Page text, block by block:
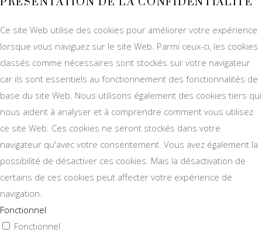
Ce site Web utilise des cookies pour améliorer votre expérience
lorsque vous naviguez sur le site Web. Parmi ceux-ci, les cookies
classés comme nécessaires sont stockés sur votre navigateur
car ils sont essentiels au fonctionnement des fonctionnalités de
base du site Web. Nous utilisons également des cookies tiers qui
nous aident à analyser et à comprendre comment vous utilisez
ce site Web. Ces cookies ne seront stockés dans votre
navigateur qu'avec votre consentement. Vous avez également la
possibilité de désactiver ces cookies. Mais la désactivation de
certains de ces cookies peut affecter votre expérience de
navigation.
Fonctionnel
Fonctionnel